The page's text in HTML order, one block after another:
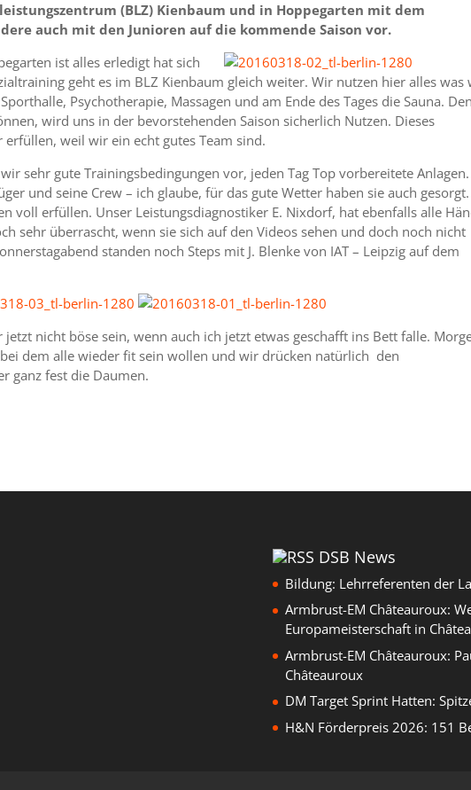
(BLZ) Kienbaum und in Hoppegarten mit dem
auch mit den Junioren auf die kommende Saison vor.
ist alles erledigt hat sich
geht es im BLZ Kienbaum gleich weiter. Wir nutzen hier alles was
Psychotherapie, Massagen und am Ende des Tages die Sauna.
wird uns in der bevorstehenden Saison sicherlich Nutzen. Dieses
weil wir ein echt gutes Team sind.
sehr gute Trainingsbedingungen vor, jeden Tag Top vorbereitete Anlagen.
und seine Crew – ich glaube, für das gute Wetter haben sie auch gesorgt.
voll erfüllen. Unser Leistungsdiagnostiker E. Nixdorf, hat ebenfalls alle
sehr überrascht, wenn sie sich auf den Videos sehen und doch noch nicht
standen noch Steps mit J. Blenke von IAT – Leipzig auf dem
nicht böse sein, wenn auch ich jetzt etwas geschafft ins Bett falle.
dem alle wieder fit sein wollen und wir drücken natürlich den
ganz fest die Daumen.
DSB News
Bildung: Lehrreferenten der
Armbrust-EM Châteauroux:
Europameisterschaft in
Armbrust-EM Châteauroux:
Châteauroux
DM Target Sprint Hatten:
H&N Förderpreis 2026: 151